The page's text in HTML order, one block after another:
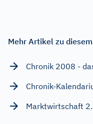
Mehr Artikel zu
Chronik 2008 -
Chronik-
Marktwirtschaft